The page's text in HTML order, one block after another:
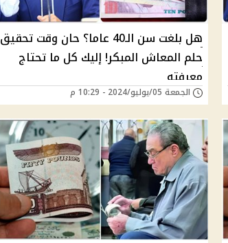
هل بلغت سن الـ40 عاما؟ حان وقت تحقيق
حلم المعاش المبكر! إليك كل ما تحتاج
معرفته
الجمعة 05/يوليو/2024 - 10:29 م